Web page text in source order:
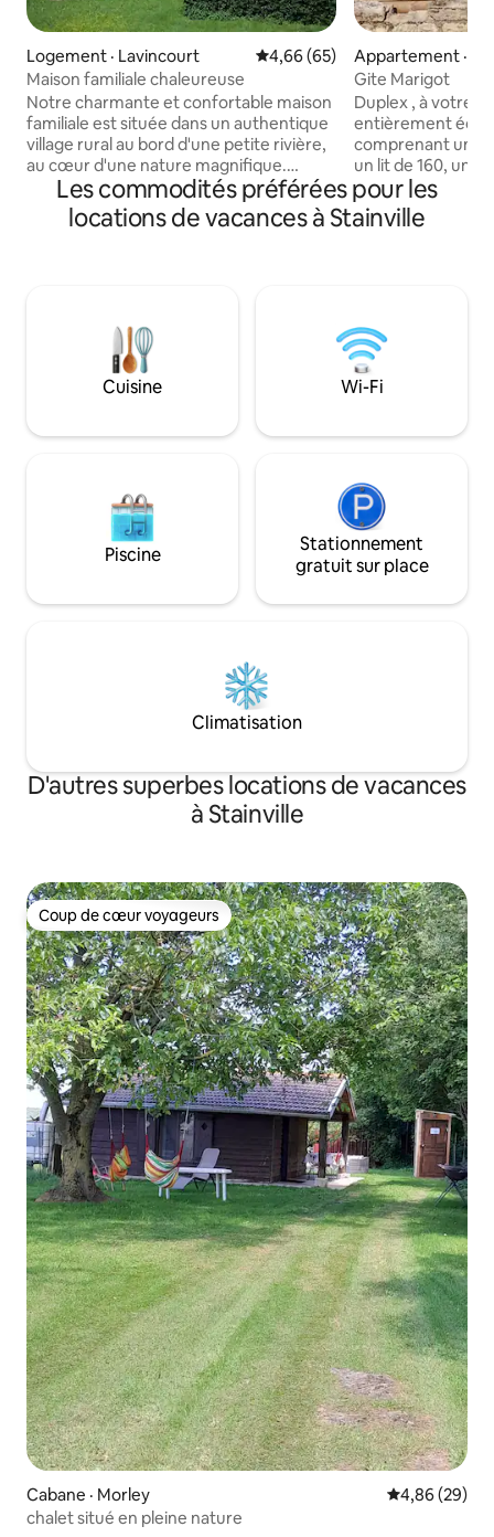
Logement · Lavincourt Note moyenne de 4,66 sur 5,
4,66 (65)
Maison familiale chaleureuse
Notre charmante et confortable maison
familiale est située dans un authentique
village rural au bord d'une petite rivière,
au cœur d'une nature magnifique.
L'endroit idéal pour cuisiner entre amis
et en famille, faire de longues
promenades et profiter du calme et de
tard dans la soirée. Ici, l'important est
d'être ensemble, de se détendre et de
vraiment prendre du temps l'un pour
Appartement ·
ur-Saulx
Gite Marigot
Duplex , à votre disposition une cuisine
entièrement
comprenant un
un lit de 160, une chambre mansardée à
l'étage avec un lit
personne, (climatisée) parking privé, une
piscine
massage, jacuzzi
gite, pour les
Les commodités préférées pour les
locations de vacances à Stainville
Cuisine Wi-Fi
Piscine
Stationnement
gratuit sur place
Climatisation
D'autres superbes locations de vacances
à Stainville
Coup de cœur voyageurs
Coup de cœur voyageurs
Cabane · Morley Note
4,86 (29)
chalet situé en pleine nature